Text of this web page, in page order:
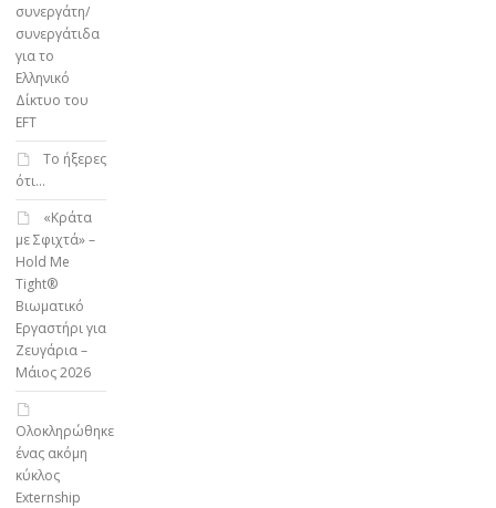
συνεργάτη/
συνεργάτιδα
για το
Ελληνικό
Δίκτυο του
EFT
To ήξερες
ότι…
«Κράτα
με Σφιχτά» –
Hold Me
Tight®
Βιωματικό
Εργαστήρι για
Ζευγάρια –
Μάιος 2026
Ολοκληρώθηκε
ένας ακόμη
κύκλος
Externship